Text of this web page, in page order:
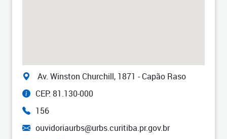
Av. Winston Churchill, 1871 - Capão Raso
CEP: 81.130-000
156
ouvidoriaurbs@urbs.curitiba.pr.gov.br